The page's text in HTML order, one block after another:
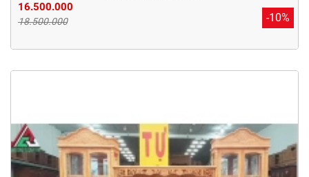
16.500.000
18.500.000 -10%